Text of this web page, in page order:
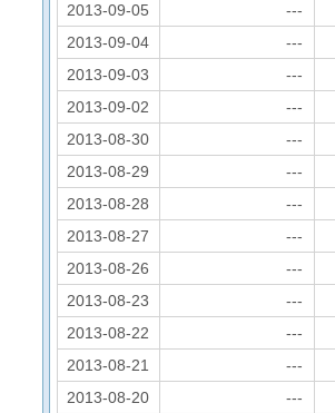
2013-09-05
---
2013-09-04
---
2013-09-03
---
2013-09-02
---
2013-08-30
---
2013-08-29
---
2013-08-28
---
2013-08-27
---
2013-08-26
---
2013-08-23
---
2013-08-22
---
2013-08-21
---
2013-08-20
---